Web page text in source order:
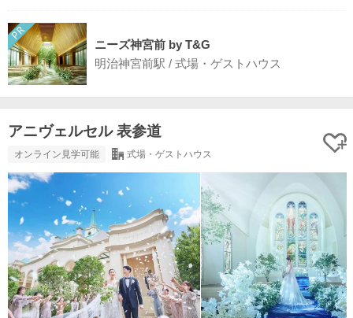
ニーズ神宮前 by T&G
明治神宮前駅 / 式場・ゲストハウス
アニヴェルセル 表参道
オンライン見学可能 式場・ゲストハウス